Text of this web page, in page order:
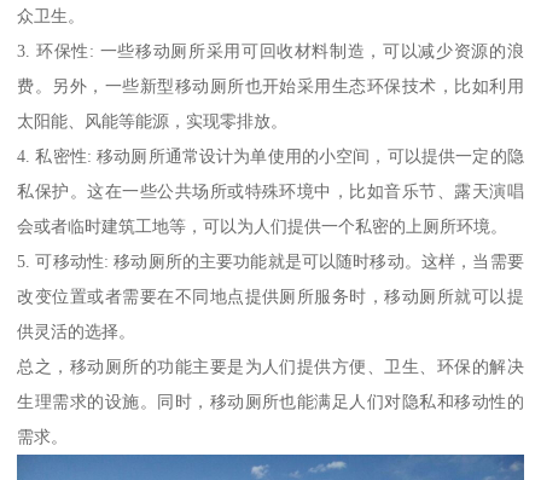
众卫生。
3. 环保性: 一些移动厕所采用可回收材料制造，可以减少资源的浪
费。另外，一些新型移动厕所也开始采用生态环保技术，比如利用
太阳能、风能等能源，实现零排放。
4. 私密性: 移动厕所通常设计为单使用的小空间，可以提供一定的隐
私保护。这在一些公共场所或特殊环境中，比如音乐节、露天演唱
会或者临时建筑工地等，可以为人们提供一个私密的上厕所环境。
5. 可移动性: 移动厕所的主要功能就是可以随时移动。这样，当需要
改变位置或者需要在不同地点提供厕所服务时，移动厕所就可以提
供灵活的选择。
总之，移动厕所的功能主要是为人们提供方便、卫生、环保的解决
生理需求的设施。同时，移动厕所也能满足人们对隐私和移动性的
需求。